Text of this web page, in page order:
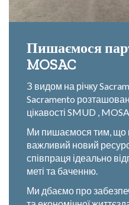
Пишаємося
MOSAC
З видом на річку
Sacramento
цікавості SMUD ,
Ми пишаємося тим, що
важливий новий ресурс
співпраця ідеально
меті та баченню.
Ми дбаємо про